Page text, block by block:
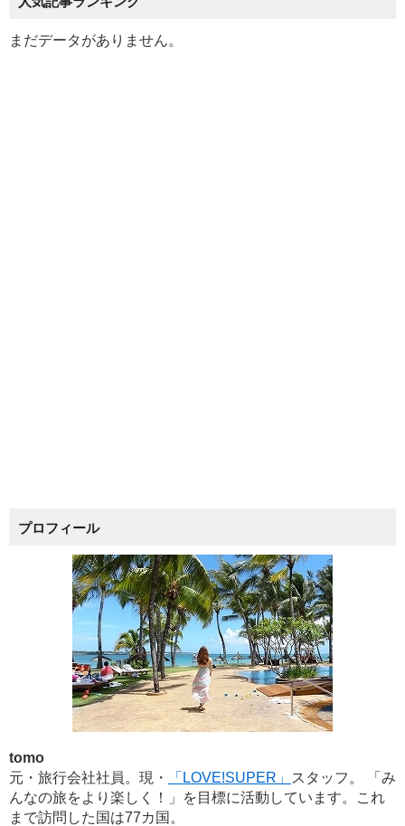
まだデータがありません。
プロフィール
tomo
元・旅行会社社員。現・
「LOVE!SUPER」
スタッフ。 「み
んなの旅をより楽しく！」を目標に活動しています。これ
まで訪問した国は77カ国。